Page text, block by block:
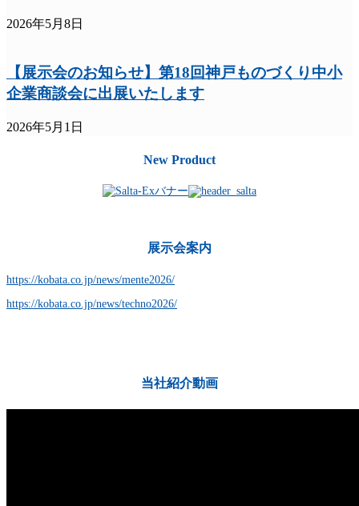
2026年5月8日
【展示会のお知らせ】第18回神戸ものづくり中小
企業商談会に出展いたします
2026年5月1日
New Product
展示会案内
https://kobata.co.jp/news/mente2026/
https://kobata.co.jp/news/techno2026/
当社紹介動画